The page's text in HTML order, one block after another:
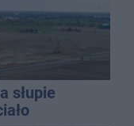
słupie